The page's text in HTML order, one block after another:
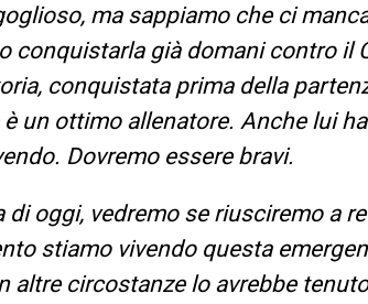
ma sappiamo che ci
conquistarla già domani contro il
conquistata prima della
è un ottimo allenatore. Anche lui
Dovremo essere bravi.
oggi, vedremo se riusciremo a
stiamo vivendo questa
altre circostanze lo avrebbe